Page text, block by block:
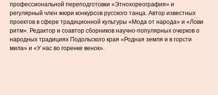
профессиональной переподготовки «Этнохореография» и
регулярный член жюри конкурсов русского танца. Автор известных
проектов в сфере традиционной культуры «Мода от народа» и «Лови
ритм». Редактор и соавтор сборников научно-популярных очерков о
народных традициях Подольского края «Родная земля и в горсти
мила» и «У нас во горенке венок».